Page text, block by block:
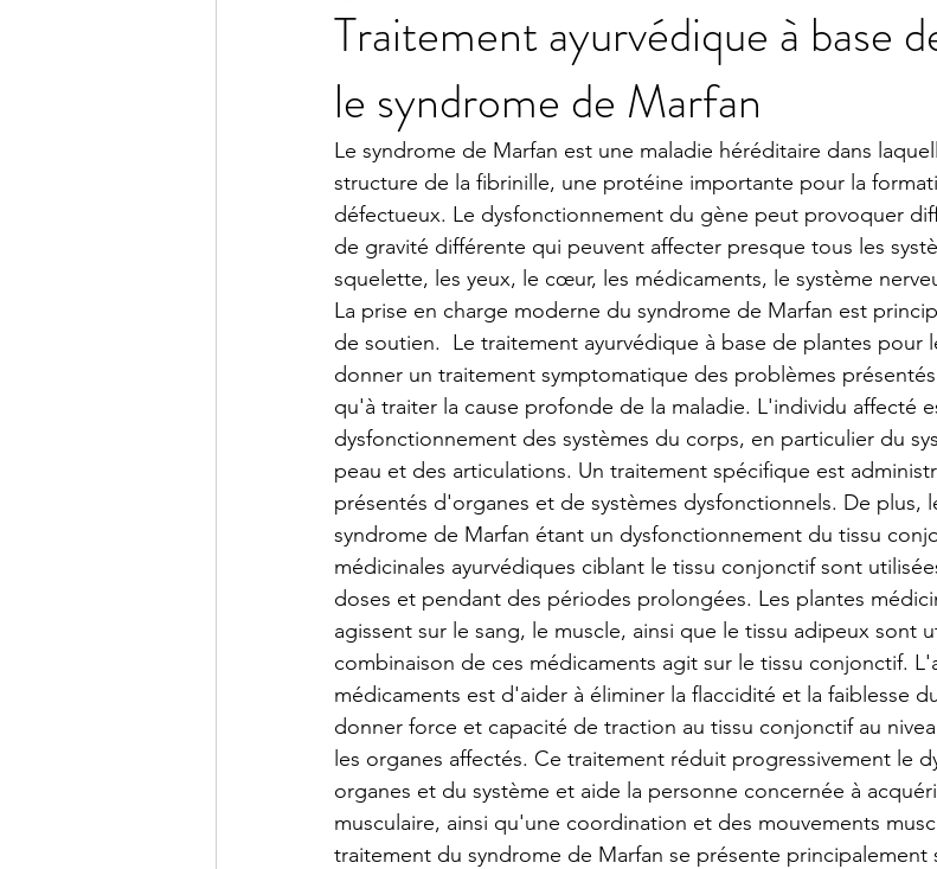
Traitement ayurvédique à base
le syndrome de Marfan
Le syndrome de Marfan est une maladie héréditaire dans
structure de la fibrinille, une protéine importante pour la
défectueux. Le dysfonctionnement du gène peut provoquer
de gravité différente qui peuvent affecter presque tous les
squelette, les yeux, le cœur, les médicaments, le système
La prise en charge moderne du syndrome de Marfan est
de soutien.  Le traitement ayurvédique à base de plantes pour
donner un traitement symptomatique des problèmes
qu'à traiter la cause profonde de la maladie. L'individu affecté
dysfonctionnement des systèmes du corps, en particulier du
peau et des articulations. Un traitement spécifique est
présentés d'organes et de systèmes dysfonctionnels. De plus,
syndrome de Marfan étant un dysfonctionnement du tissu
médicinales ayurvédiques ciblant le tissu conjonctif sont
doses et pendant des périodes prolongées. Les plantes
agissent sur le sang, le muscle, ainsi que le tissu adipeux sont
combinaison de ces médicaments agit sur le tissu conjonctif.
médicaments est d'aider à éliminer la flaccidité et la faiblesse
donner force et capacité de traction au tissu conjonctif au
les organes affectés. Ce traitement réduit progressivement le
organes et du système et aide la personne concernée à
musculaire, ainsi qu'une coordination et des mouvements
traitement du syndrome de Marfan se présente principalement